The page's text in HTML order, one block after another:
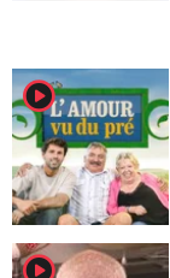
player2
player2